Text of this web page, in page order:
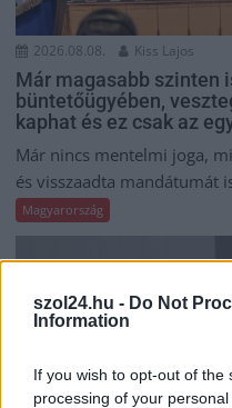
szol24.hu - Do Not
Information
If you wish to opt-out of
processing of your
2026.08.08. Kiss Lajos
Már magasabb szinten
büntetőügyében,
kaphat és ez csak az
Már nincs mentelmi joga,
és visszaadta mandátumát
Magyarország